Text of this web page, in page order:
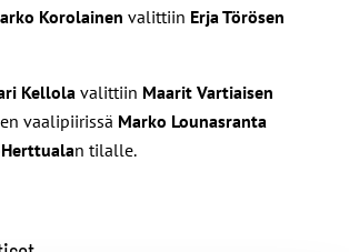
Korolainen valittiin Erja Törösen
Kellola valittiin Maarit Vartiaisen
vaalipiirissä Marko Lounasranta
n tilalle.